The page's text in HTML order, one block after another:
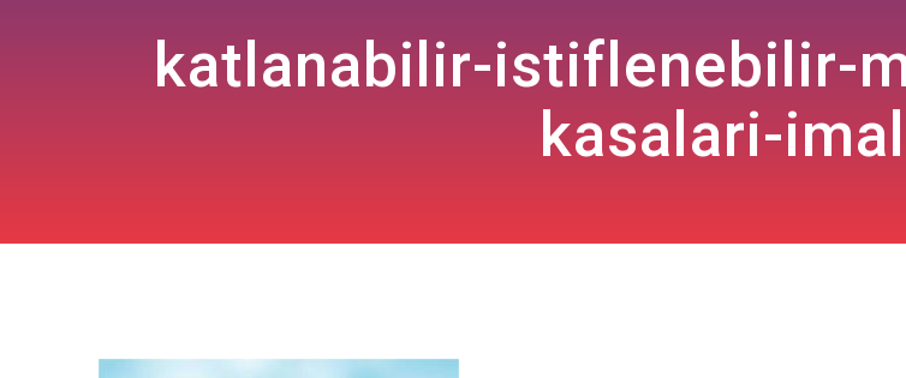
katlanabilir-istiflenebilir-
kasalari-